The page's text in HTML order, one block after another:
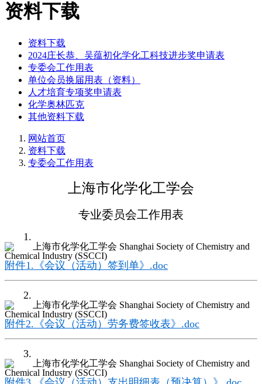
资料下载
资料下载
2024庄长恭、吴蕴初化学化工科技进步奖申请表
专委会工作用表
单位会员换届用表（资料）
人才培育专项奖申请表
化学奥林匹克
其他资料下载
网站首页
资料下载
专委会工作用表
上海市化学化工学会
专业委员会工作用表
1.
附件1.《会议（活动）签到单》.doc
2.
附件2.《会议（活动）劳务费签收表》.doc
3.